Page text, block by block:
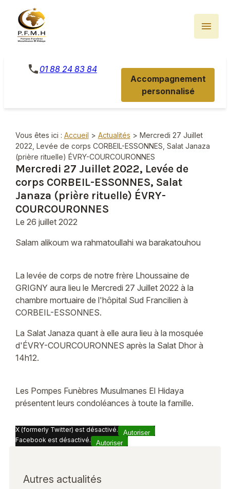
menu
phone 01 88 24 83 84
Accompagnement
personnalisé
Vous êtes ici : Accueil > Actualités > Mercredi 27 Juillet
2022, Levée de corps CORBEIL-ESSONNES, Salat Janaza
(prière rituelle) ÉVRY-COURCOURONNES
Mercredi 27 Juillet 2022, Levée de
corps CORBEIL-ESSONNES, Salat
Janaza (prière rituelle) ÉVRY-
COURCOURONNES
Le 26 juillet 2022
Salam alikoum wa rahmatoullahi wa barakatouhou
La levée de corps de notre frère Lhoussaine de
GRIGNY aura lieu le Mercredi 27 Juillet 2022 à la
chambre mortuaire de l'hôpital Sud Francilien à
CORBEIL-ESSONNES.
La Salat Janaza quant à elle aura lieu à la mosquée
d'ÉVRY-COURCOURONNES après la Salat Dhor à
14h12.
Les Pompes Funèbres Musulmanes El Hidaya
présentent leurs condoléances à toute la famille.
X (formerly Twitter) est désactivé.
Autoriser
Facebook est désactivé.
Autoriser
Autres actualités
Panneau de gestion des cookies